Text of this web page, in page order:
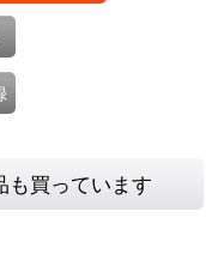
も買っています